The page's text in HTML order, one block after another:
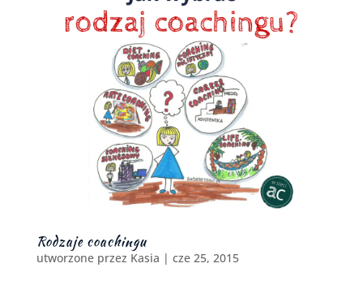
Rodzaje coachingu
utworzone przez Kasia | cze 25, 2015